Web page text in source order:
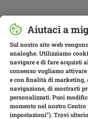
Aiutaci a
Sul nostro sito web
analoghe. Utilizziamo
navigare e di fare acquisti
consenso vogliamo
e con finalità di marketing,
navigazione, di mostrarti
personalizzati. Puoi
momento nel nostro
impostazioni”). Trovi